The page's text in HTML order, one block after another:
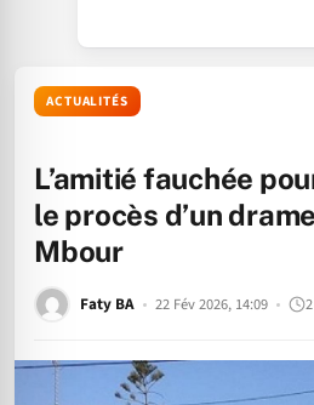
ACTUALITÉS
L’amitié fauchée
le procès d’un
Mbour
Faty BA 22 Fév 2026, 14:09